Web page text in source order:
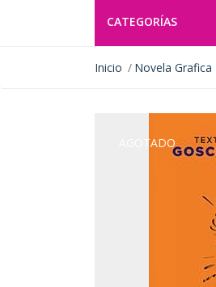
CATEGORÍAS
Inicio Novela Grafica
AGOTADO